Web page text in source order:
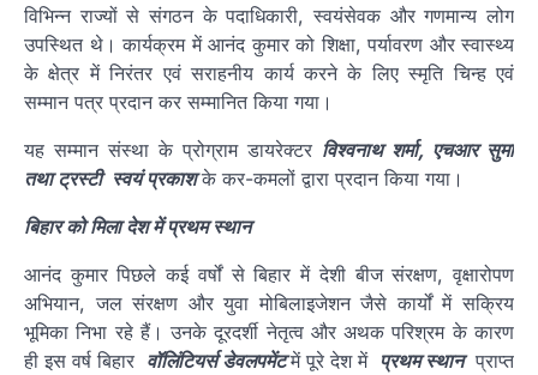
विभिन्न राज्यों से संगठन के पदाधिकारी, स्वयंसेवक और गणमान्य लोग
उपस्थित थे। कार्यक्रम में आनंद कुमार को शिक्षा, पर्यावरण और स्वास्थ्य
के क्षेत्र में निरंतर एवं सराहनीय कार्य करने के लिए स्मृति चिन्ह एवं
सम्मान पत्र प्रदान कर सम्मानित किया गया।
यह सम्मान संस्था के प्रोग्राम डायरेक्टर विश्वनाथ शर्मा, एचआर सुमा
तथा ट्रस्टी स्वयं प्रकाश के कर-कमलों द्वारा प्रदान किया गया।
बिहार को मिला देश में प्रथम स्थान
आनंद कुमार पिछले कई वर्षों से बिहार में देशी बीज संरक्षण, वृक्षारोपण
अभियान, जल संरक्षण और युवा मोबिलाइजेशन जैसे कार्यों में सक्रिय
भूमिका निभा रहे हैं। उनके दूरदर्शी नेतृत्व और अथक परिश्रम के कारण
ही इस वर्ष बिहार वॉलिंटियर्स डेवलपमेंटमें पूरे देश में प्रथम स्थानप्राप्त